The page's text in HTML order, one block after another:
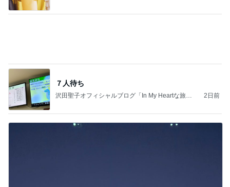
７人待ち
沢田聖子オフィシャルブログ「In My Heartな旅日
2日前